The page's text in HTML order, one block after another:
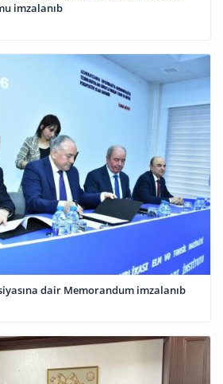
imzalanıb
dair Memorandum imzalanıb